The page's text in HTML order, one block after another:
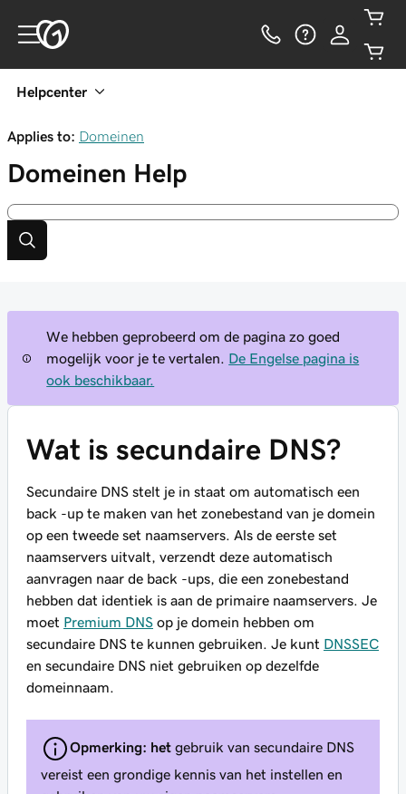
Helpcenter
Applies to: Domeinen
Domeinen Help
We hebben geprobeerd om de pagina zo goed
mogelijk voor je te vertalen.
De Engelse pagina is
ook beschikbaar.
Wat is secundaire DNS?
Secundaire DNS stelt je in staat om automatisch een
back -up te maken van het zonebestand van je domein
op een tweede set naamservers. Als de eerste set
naamservers uitvalt, verzendt deze automatisch
aanvragen naar de back -ups, die een zonebestand
hebben dat identiek is aan de primaire naamservers. Je
moet Premium DNS op je domein hebben om
secundaire DNS te kunnen gebruiken. Je kunt DNSSEC
en secundaire DNS niet gebruiken op dezelfde
domeinnaam.
Opmerking: het gebruik van secundaire DNS
vereist een grondige kennis van het instellen en